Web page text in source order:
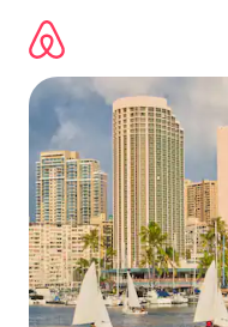
directement
contenu